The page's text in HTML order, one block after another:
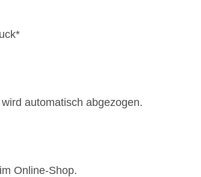
automatisch abgezogen.
Online-Shop.